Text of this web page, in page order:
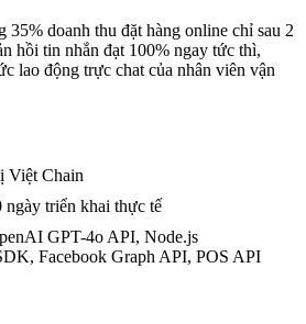
35% doanh thu đặt hàng online chỉ sau 2
hồi tin nhắn đạt 100% ngay tức thì,
lao động trực chat của nhân viên vận
Việt Chain
ngày triển khai thực tế
GPT-4o API, Node.js
Facebook Graph API, POS API